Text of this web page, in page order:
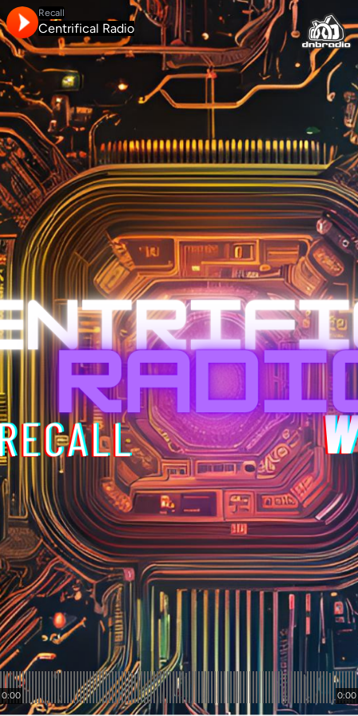
Recall
Centrifical Radio
0:00 0:00